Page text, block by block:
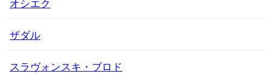
ザダル
スラヴォンスキ・ブロド